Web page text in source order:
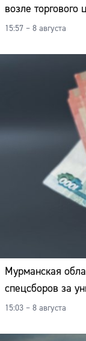
возле торгового
15:57 – 8 августа
Мурманская
спецсборов за
15:03 – 8 августа